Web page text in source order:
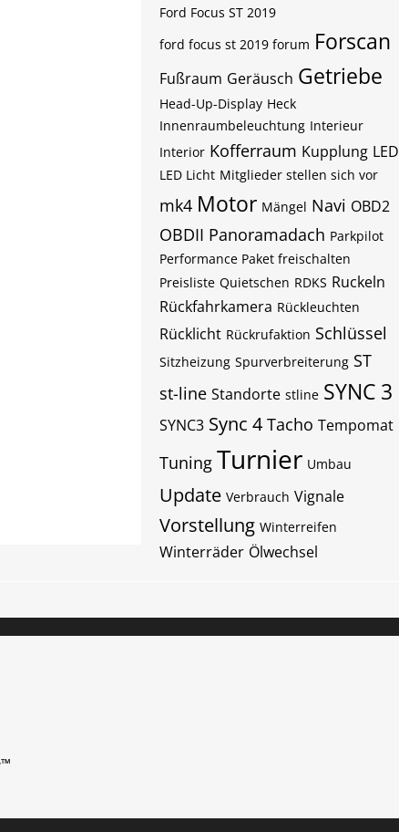
Ford Focus ST 2019
ford focus st 2019 forum Forscan
Fußraum Geräusch Getriebe
Head-Up-Display Heck
Innenraumbeleuchtung Interieur
Interior Kofferraum Kupplung LED
LED Licht Mitglieder stellen sich vor
mk4 Motor Mängel Navi OBD2
OBDII Panoramadach Parkpilot
Performance Paket freischalten
Preisliste Quietschen RDKS Ruckeln
Rückfahrkamera Rückleuchten
Rücklicht Rückrufaktion Schlüssel
Sitzheizung Spurverbreiterung ST
st-line Standorte stline SYNC 3
SYNC3 Sync 4 Tacho Tempomat
Tuning Turnier Umbau
Update Verbrauch Vignale
Vorstellung Winterreifen
Winterräder Ölwechsel